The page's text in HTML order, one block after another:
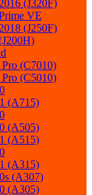
(J320F)
VE
(J250F)
(C7010)
(C5010)
(A715)
(A505)
(A515)
(A315)
(A307)
(A305)